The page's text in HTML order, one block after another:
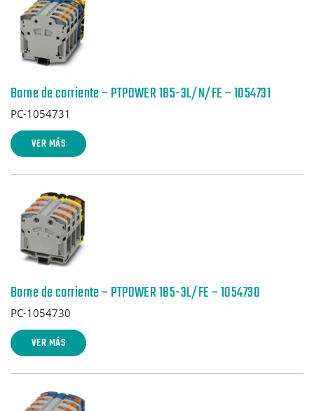
Borne de corriente – PTPOWER 185-3L/N/FE – 1054731
PC-1054731
VER MÁS
Borne de corriente – PTPOWER 185-3L/FE – 1054730
PC-1054730
VER MÁS